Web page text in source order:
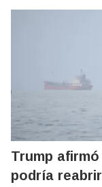
Trump
podría